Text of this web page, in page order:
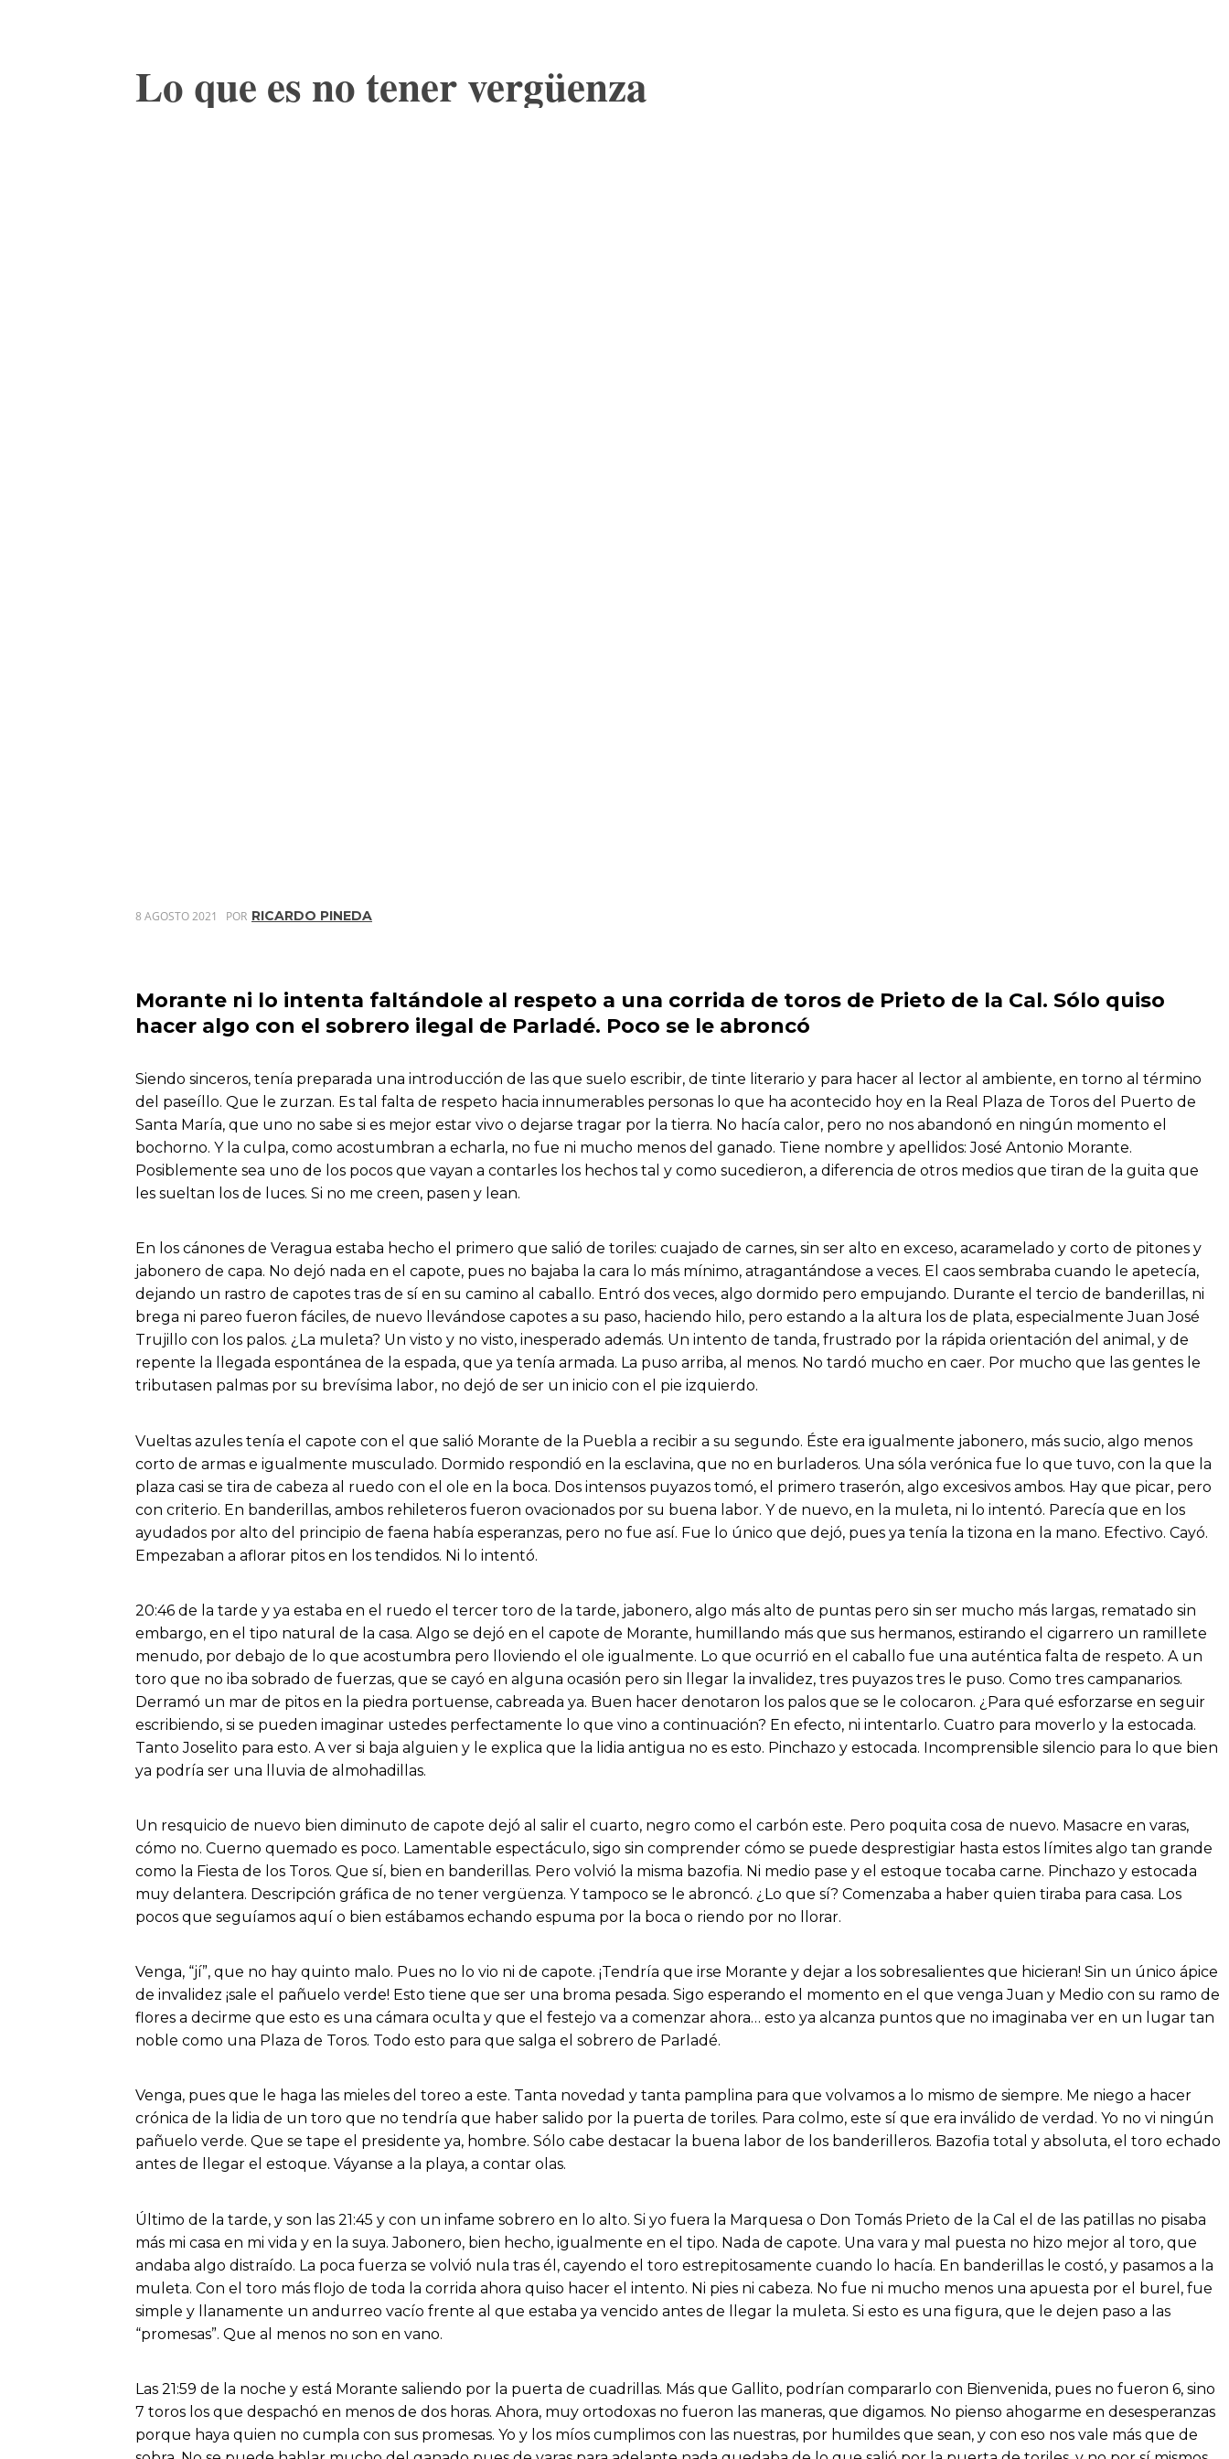
Lo que es no tener vergüenza
8 AGOSTO 2021 POR RICARDO PINEDA
Morante ni lo intenta faltándole al respeto a una corrida de toros de Prieto de la Cal. Sólo quiso
hacer algo con el sobrero ilegal de Parladé. Poco se le abroncó
Siendo sinceros, tenía preparada una introducción de las que suelo escribir, de tinte literario y para hacer al lector al ambiente, en torno al término
del paseíllo. Que le zurzan. Es tal falta de respeto hacia innumerables personas lo que ha acontecido hoy en la Real Plaza de Toros del Puerto de
Santa María, que uno no sabe si es mejor estar vivo o dejarse tragar por la tierra. No hacía calor, pero no nos abandonó en ningún momento el
bochorno. Y la culpa, como acostumbran a echarla, no fue ni mucho menos del ganado. Tiene nombre y apellidos: José Antonio Morante.
Posiblemente sea uno de los pocos que vayan a contarles los hechos tal y como sucedieron, a diferencia de otros medios que tiran de la guita que
les sueltan los de luces. Si no me creen, pasen y lean.
En los cánones de Veragua estaba hecho el primero que salió de toriles: cuajado de carnes, sin ser alto en exceso, acaramelado y corto de pitones y
jabonero de capa. No dejó nada en el capote, pues no bajaba la cara lo más mínimo, atragantándose a veces. El caos sembraba cuando le apetecía,
dejando un rastro de capotes tras de sí en su camino al caballo. Entró dos veces, algo dormido pero empujando. Durante el tercio de banderillas, ni
brega ni pareo fueron fáciles, de nuevo llevándose capotes a su paso, haciendo hilo, pero estando a la altura los de plata, especialmente Juan José
Trujillo con los palos. ¿La muleta? Un visto y no visto, inesperado además. Un intento de tanda, frustrado por la rápida orientación del animal, y de
repente la llegada espontánea de la espada, que ya tenía armada. La puso arriba, al menos. No tardó mucho en caer. Por mucho que las gentes le
tributasen palmas por su brevísima labor, no dejó de ser un inicio con el pie izquierdo.
Vueltas azules tenía el capote con el que salió Morante de la Puebla a recibir a su segundo. Éste era igualmente jabonero, más sucio, algo menos
corto de armas e igualmente musculado. Dormido respondió en la esclavina, que no en burladeros. Una sóla verónica fue lo que tuvo, con la que la
plaza casi se tira de cabeza al ruedo con el ole en la boca. Dos intensos puyazos tomó, el primero traserón, algo excesivos ambos. Hay que picar, pero
con criterio. En banderillas, ambos rehileteros fueron ovacionados por su buena labor. Y de nuevo, en la muleta, ni lo intentó. Parecía que en los
ayudados por alto del principio de faena había esperanzas, pero no fue así. Fue lo único que dejó, pues ya tenía la tizona en la mano. Efectivo. Cayó.
Empezaban a aflorar pitos en los tendidos. Ni lo intentó.
20:46 de la tarde y ya estaba en el ruedo el tercer toro de la tarde, jabonero, algo más alto de puntas pero sin ser mucho más largas, rematado sin
embargo, en el tipo natural de la casa. Algo se dejó en el capote de Morante, humillando más que sus hermanos, estirando el cigarrero un ramillete
menudo, por debajo de lo que acostumbra pero lloviendo el ole igualmente. Lo que ocurrió en el caballo fue una auténtica falta de respeto. A un
toro que no iba sobrado de fuerzas, que se cayó en alguna ocasión pero sin llegar la invalidez, tres puyazos tres le puso. Como tres campanarios.
Derramó un mar de pitos en la piedra portuense, cabreada ya. Buen hacer denotaron los palos que se le colocaron. ¿Para qué esforzarse en seguir
escribiendo, si se pueden imaginar ustedes perfectamente lo que vino a continuación? En efecto, ni intentarlo. Cuatro para moverlo y la estocada.
Tanto Joselito para esto. A ver si baja alguien y le explica que la lidia antigua no es esto. Pinchazo y estocada. Incomprensible silencio para lo que bien
ya podría ser una lluvia de almohadillas.
Un resquicio de nuevo bien diminuto de capote dejó al salir el cuarto, negro como el carbón este. Pero poquita cosa de nuevo. Masacre en varas,
cómo no. Cuerno quemado es poco. Lamentable espectáculo, sigo sin comprender cómo se puede desprestigiar hasta estos límites algo tan grande
como la Fiesta de los Toros. Que sí, bien en banderillas. Pero volvió la misma bazofia. Ni medio pase y el estoque tocaba carne. Pinchazo y estocada
muy delantera. Descripción gráfica de no tener vergüenza. Y tampoco se le abroncó. ¿Lo que sí? Comenzaba a haber quien tiraba para casa. Los
pocos que seguíamos aquí o bien estábamos echando espuma por la boca o riendo por no llorar.
Venga, “jí”, que no hay quinto malo. Pues no lo vio ni de capote. ¡Tendría que irse Morante y dejar a los sobresalientes que hicieran! Sin un único ápice
de invalidez ¡sale el pañuelo verde! Esto tiene que ser una broma pesada. Sigo esperando el momento en el que venga Juan y Medio con su ramo de
flores a decirme que esto es una cámara oculta y que el festejo va a comenzar ahora… esto ya alcanza puntos que no imaginaba ver en un lugar tan
noble como una Plaza de Toros. Todo esto para que salga el sobrero de Parladé.
Venga, pues que le haga las mieles del toreo a este. Tanta novedad y tanta pamplina para que volvamos a lo mismo de siempre. Me niego a hacer
crónica de la lidia de un toro que no tendría que haber salido por la puerta de toriles. Para colmo, este sí que era inválido de verdad. Yo no vi ningún
pañuelo verde. Que se tape el presidente ya, hombre. Sólo cabe destacar la buena labor de los banderilleros. Bazofia total y absoluta, el toro echado
antes de llegar el estoque. Váyanse a la playa, a contar olas.
Último de la tarde, y son las 21:45 y con un infame sobrero en lo alto. Si yo fuera la Marquesa o Don Tomás Prieto de la Cal el de las patillas no pisaba
más mi casa en mi vida y en la suya. Jabonero, bien hecho, igualmente en el tipo. Nada de capote. Una vara y mal puesta no hizo mejor al toro, que
andaba algo distraído. La poca fuerza se volvió nula tras él, cayendo el toro estrepitosamente cuando lo hacía. En banderillas le costó, y pasamos a la
muleta. Con el toro más flojo de toda la corrida ahora quiso hacer el intento. Ni pies ni cabeza. No fue ni mucho menos una apuesta por el burel, fue
simple y llanamente un andurreo vacío frente al que estaba ya vencido antes de llegar la muleta. Si esto es una figura, que le dejen paso a las
“promesas”. Que al menos no son en vano.
Las 21:59 de la noche y está Morante saliendo por la puerta de cuadrillas. Más que Gallito, podrían compararlo con Bienvenida, pues no fueron 6, sino
7 toros los que despachó en menos de dos horas. Ahora, muy ortodoxas no fueron las maneras, que digamos. No pienso ahogarme en desesperanzas
porque haya quien no cumpla con sus promesas. Yo y los míos cumplimos con las nuestras, por humildes que sean, y con eso nos vale más que de